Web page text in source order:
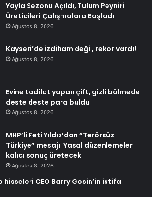
Yayla Sezonu Açıldı, Tulum Peyniri
Üreticileri Çalışmalara Başladı
Ağustos 8, 2026
Kayseri’de izdiham değil, rekor vardı!
Ağustos 8, 2026
Evine tadilat yapan çift, gizli bölmede
deste deste para buldu
Ağustos 8, 2026
MHP’li Feti Yıldız’dan “Terörsüz
Türkiye” mesajı: Yasal düzenlemeler
kalıcı sonuç üretecek
Ağustos 8, 2026
hisseleri CEO Barry Gosin’in istifa